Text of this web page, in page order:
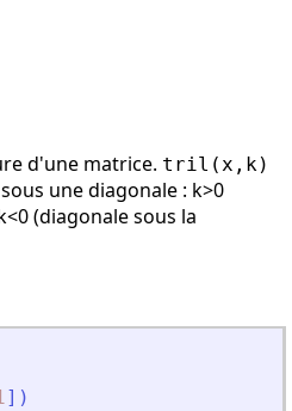
d'une matrice. tril(x,k)
une diagonale : k>0
(diagonale sous la
] )